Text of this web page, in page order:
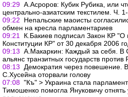
09:29 А.Асроров: Кубик Рубика, или
центрально-азиатским текстилем. Ч.
09:22
Непальские маоисты
обмен на кресла парламентариев
09:21
К.Бакиев подписал Закон КР "О
Конституции КР" от 30 декабря 2006
09:13 А.Макаркин: Каждый за себя. В
альянс транзитных государств против
08:13
Демократия через повешение.
С.Хусейна оторвали голову
07:08 "Къ" > Украина стала
Тимошенко помогла Януковичу